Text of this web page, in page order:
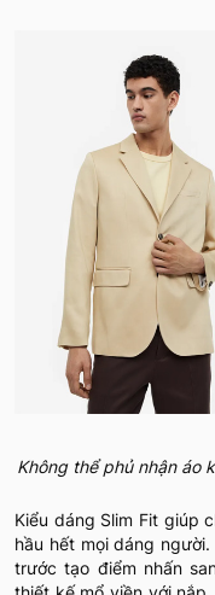
Không thể phủ nhận áo
Kiểu dáng Slim Fit giúp
hầu hết mọi dáng
trước tạo điểm nhấn